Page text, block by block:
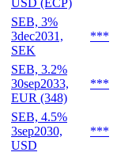
SEB, 3%
3dec2031,
SEK
***
SEB, 3.2%
30sep2033,
EUR (348)
***
SEB, 4.5%
3sep2030,
USD
***